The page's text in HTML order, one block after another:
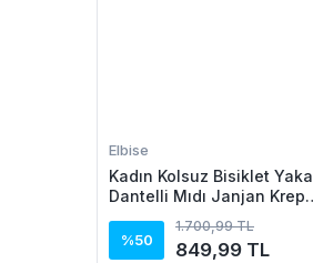
Elbise
Kadın Kolsuz Bisiklet Yaka
Dantelli Mıdı Janjan Krep
%50
1.700,99 TL
849,99 TL